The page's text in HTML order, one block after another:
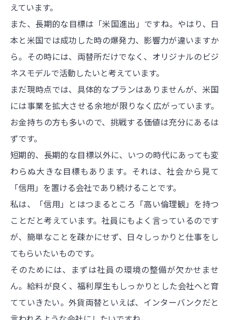
えています。
また、長期的な目標は「米国進出」ですね。やはり、日
本と米国では成功した時の爆発力、影響力が違いますか
ら。その時には、両替所だけでなく、オリジナルのビジ
ネスモデルで活動したいと考えています。
まだ現時点では、具体的なプランはありませんが、米国
には事業を拡大させる余地が限りなく広がっています。
お金持ちの方も多いので、挑戦する価値は充分にあるは
ずです。
短期的、長期的な目標以外に、いつの時代にあっても変
わらぬ大きな目標もあります。それは、社会から見て
「信用」を置ける会社であり続けることです。
私は、「信用」とはつまるところ「高い倫理観」を持つ
ことだと考えています。社員にもよく言っているのです
が、簡単なことを疎かにせず、日々しっかりと仕事をし
てもらいたいものです。
そのためには、まずは社員の環境の整備が欠かせませ
ん。給料が良く、福利厚生もしっかりとした会社へと育
てていきたい。外貨両替といえば、インターバンクだと